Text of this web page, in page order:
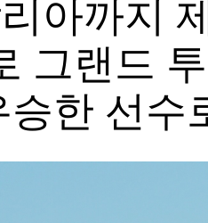
아까지
그랜드
승한 선수